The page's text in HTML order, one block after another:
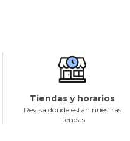
Tiendas y horarios
Revisa dónde están nuestras
tiendas